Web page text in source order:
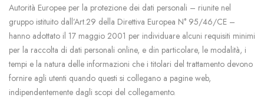
Autorità Europee per la protezione dei dati personali – riunite nel
gruppo istituito dall’Art.29 della Direttiva Europea N° 95/46/CE –
hanno adottato il 17 maggio 2001 per individuare alcuni requisiti minimi
per la raccolta di dati personali online, e din particolare, le modalità, i
tempi e la natura delle informazioni che i titolari del trattamento devono
fornire agli utenti quando questi si collegano a pagine web,
indipendentemente dagli scopi del collegamento.